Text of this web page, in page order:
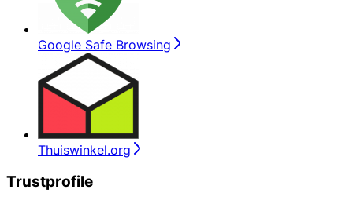
Google Safe Browsing
Thuiswinkel.org
Trustprofile